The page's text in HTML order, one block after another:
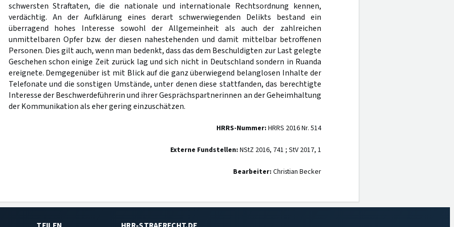
schwersten Straftaten, die die nationale und internationale Rechtsordnung kennen,
verdächtig. An der Aufklärung eines derart schwerwiegenden Delikts bestand ein
überragend hohes Interesse sowohl der Allgemeinheit als auch der zahlreichen
unmittelbaren Opfer bzw. der diesen nahestehenden und damit mittelbar betroffenen
Personen. Dies gilt auch, wenn man bedenkt, dass das dem Beschuldigten zur Last gelegte
Geschehen schon einige Zeit zurück lag und sich nicht in Deutschland sondern in Ruanda
ereignete. Demgegenüber ist mit Blick auf die ganz überwiegend belanglosen Inhalte der
Telefonate und die sonstigen Umstände, unter denen diese stattfanden, das berechtigte
Interesse der Beschwerdeführerin und ihrer Gesprächspartnerinnen an der Geheimhaltung
der Kommunikation als eher gering einzuschätzen.
HRRS-Nummer: HRRS 2016 Nr. 514
Externe Fundstellen: NStZ 2016, 741 ; StV 2017, 1
Bearbeiter: Christian Becker